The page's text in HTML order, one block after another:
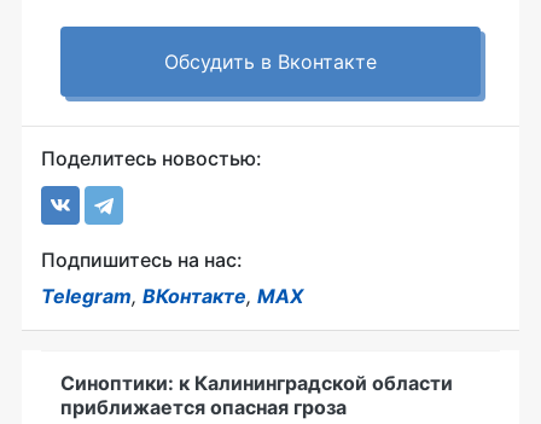
Обсудить в Вконтакте
Поделитесь новостью:
Подпишитесь на нас:
Telegram, ВКонтакте, MAX
Синоптики: к Калининградской области
приближается опасная гроза